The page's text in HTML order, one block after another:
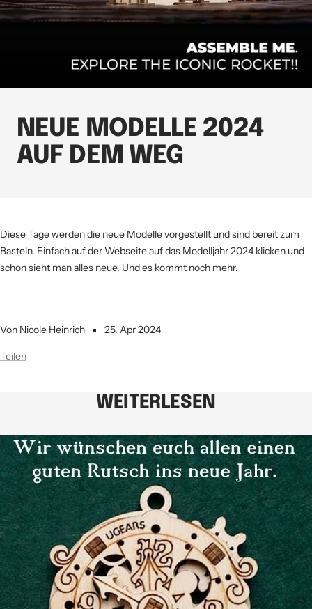
NEUE MODELLE 2024
AUF DEM WEG
Von Nicole Heinrich 25. Apr 2024
Teilen
Diese Tage werden die neue Modelle vorgestellt und sind bereit zum
Basteln. Einfach auf der Webseite auf das Modelljahr 2024 klicken und
schon sieht man alles neue. Und es kommt noch mehr.
WEITERLESEN